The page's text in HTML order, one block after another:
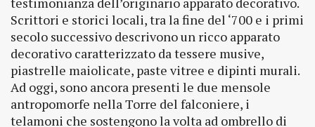
Scrittori e storici locali, tra la fine del ‘700 e i primi
secolo successivo descrivono un ricco apparato
decorativo caratterizzato da tessere musive,
piastrelle maiolicate, paste vitree e dipinti murali.
Ad oggi, sono ancora presenti le due mensole
antropomorfe nella Torre del falconiere, i
telamoni che sostengono la volta ad ombrello di